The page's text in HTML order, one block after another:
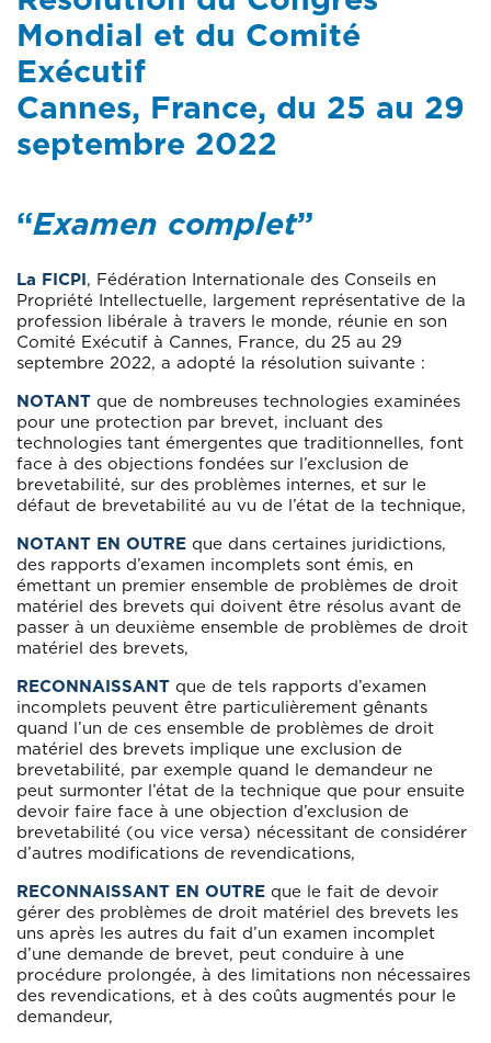
Mondial et du Comité
Exécutif
Cannes, France, du 25 au 29
septembre 2022
“Examen complet”
La FICPI, Fédération Internationale des Conseils en
Propriété Intellectuelle, largement représentative de la
profession libérale à travers le monde, réunie en son
Comité Exécutif à Cannes, France, du 25 au 29
septembre 2022, a adopté la résolution suivante :
NOTANT que de nombreuses technologies examinées
pour une protection par brevet, incluant des
technologies tant émergentes que traditionnelles, font
face à des objections fondées sur l’exclusion de
brevetabilité, sur des problèmes internes, et sur le
défaut de brevetabilité au vu de l’état de la technique,
NOTANT EN OUTRE que dans certaines juridictions,
des rapports d’examen incomplets sont émis, en
émettant un premier ensemble de problèmes de droit
matériel des brevets qui doivent être résolus avant de
passer à un deuxième ensemble de problèmes de droit
matériel des brevets,
RECONNAISSANT que de tels rapports d’examen
incomplets peuvent être particulièrement gênants
quand l’un de ces ensemble de problèmes de droit
matériel des brevets implique une exclusion de
brevetabilité, par exemple quand le demandeur ne
peut surmonter l’état de la technique que pour ensuite
devoir faire face à une objection d’exclusion de
brevetabilité (ou vice versa) nécessitant de considérer
d’autres modifications de revendications,
RECONNAISSANT EN OUTRE que le fait de devoir
gérer des problèmes de droit matériel des brevets les
uns après les autres du fait d’un examen incomplet
d’une demande de brevet, peut conduire à une
procédure prolongée, à des limitations non nécessaires
des revendications, et à des coûts augmentés pour le
demandeur,